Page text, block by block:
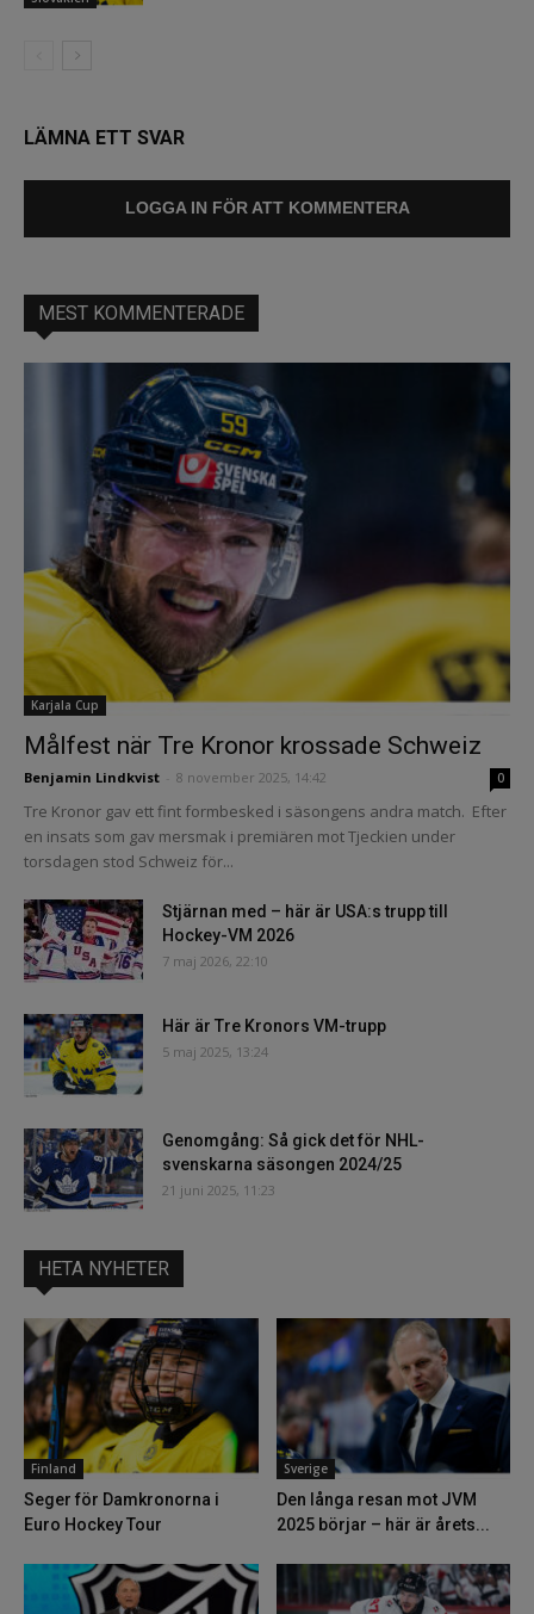
LÄMNA ETT SVAR
LOGGA IN FÖR ATT KOMMENTERA
MEST KOMMENTERADE
Karjala Cup
Målfest när Tre Kronor krossade Schweiz
Benjamin Lindkvist 8 november 2025, 14:42 0
Tre Kronor gav ett fint formbesked i säsongens andra match. Efter
en insats som gav mersmak i premiären mot Tjeckien under
torsdagen stod Schweiz för...
Stjärnan med – här är USA:s trupp till
Hockey-VM 2026
7 maj 2026, 22:10
Här är Tre Kronors VM-trupp
5 maj 2025, 13:24
Genomgång: Så gick det för NHL-
svenskarna säsongen 2024/25
21 juni 2025, 11:23
HETA NYHETER
Finland
Seger för Damkronorna i
Euro Hockey Tour
Sverige
Den långa resan mot JVM
2025 börjar – här är årets...